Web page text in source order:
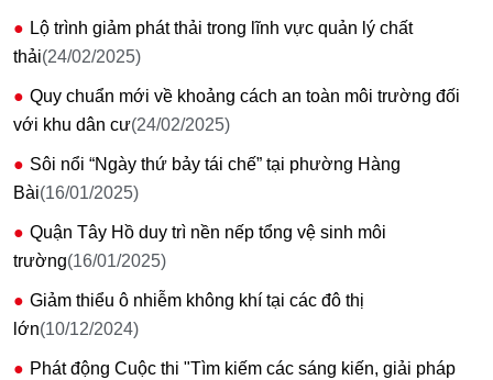
Lộ trình giảm phát thải trong lĩnh vực quản lý chất
thải(24/02/2025)
Quy chuẩn mới về khoảng cách an toàn môi trường đối
với khu dân cư(24/02/2025)
Sôi nổi “Ngày thứ bảy tái chế” tại phường Hàng
Bài(16/01/2025)
Quận Tây Hồ duy trì nền nếp tổng vệ sinh môi
trường(16/01/2025)
Giảm thiểu ô nhiễm không khí tại các đô thị
lớn(10/12/2024)
Phát động Cuộc thi "Tìm kiếm các sáng kiến, giải pháp